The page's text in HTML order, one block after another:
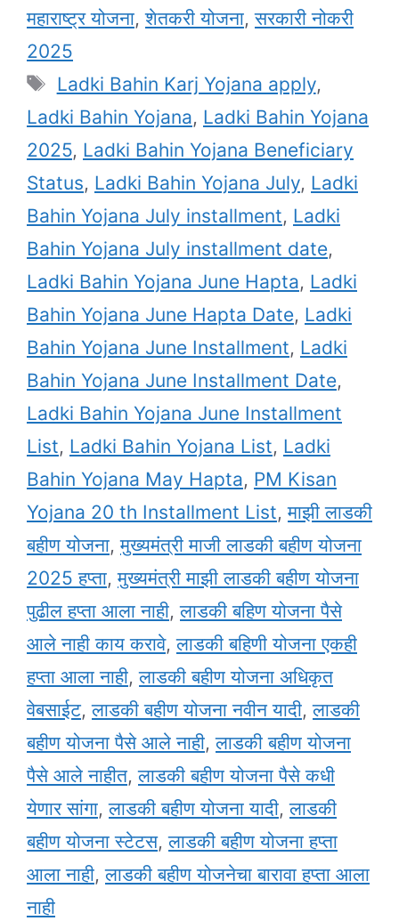
महाराष्ट्र योजना,शेतकरी योजना,सरकारी नोकरी
2025
Tags
Ladki Bahin Karj Yojana apply,
Ladki Bahin Yojana, Ladki Bahin Yojana
2025, Ladki Bahin Yojana Beneficiary
Status, Ladki Bahin Yojana July, Ladki
Bahin Yojana July installment, Ladki
Bahin Yojana July installment date,
Ladki Bahin Yojana June Hapta, Ladki
Bahin Yojana June Hapta Date, Ladki
Bahin Yojana June Installment, Ladki
Bahin Yojana June Installment Date,
Ladki Bahin Yojana June Installment
List, Ladki Bahin Yojana List, Ladki
Bahin Yojana May Hapta, PM Kisan
Yojana 20 th Installment List,माझी लाडकी
बहीण योजना,मुख्यमंत्री माजी लाडकी बहीण योजना
2025 हप्ता,मुख्यमंत्री माझी लाडकी बहीण योजना
पुढील हप्ता आला नाही,लाडकी बहिण योजना पैसे
आले नाही काय करावे,लाडकी बहिणी योजना एकही
हप्ता आला नाही,लाडकी बहीण योजना अधिकृत
वेबसाईट,लाडकी बहीण योजना नवीन यादी,लाडकी
बहीण योजना पैसे आले नाही,लाडकी बहीण योजना
पैसे आले नाहीत,लाडकी बहीण योजना पैसे कधी
येणार सांगा,लाडकी बहीण योजना यादी,लाडकी
बहीण योजना स्टेटस,लाडकी बहीण योजना हप्ता
आला नाही,लाडकी बहीण योजनेचा बारावा हप्ता आला
नाही